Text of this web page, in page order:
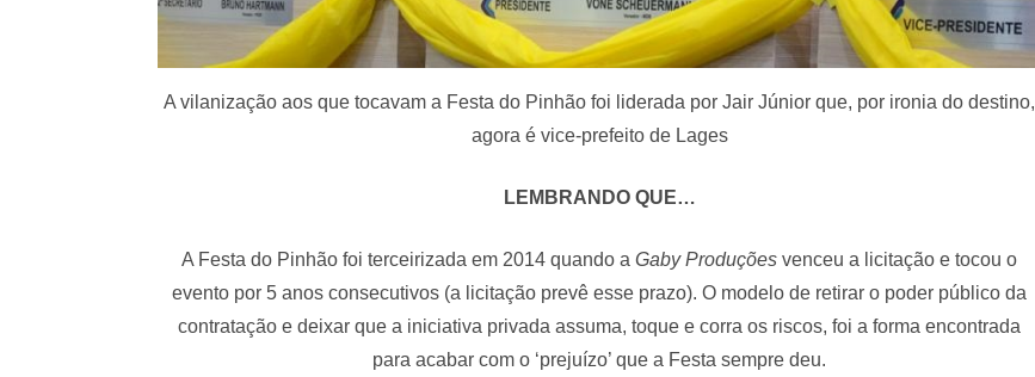
A vilanização aos que tocavam a Festa do Pinhão foi liderada por Jair Júnior que, por ironia do destino,
agora é vice-prefeito de Lages
LEMBRANDO QUE…
A Festa do Pinhão foi terceirizada em 2014 quando a Gaby Produções venceu a licitação e tocou o
evento por 5 anos consecutivos (a licitação prevê esse prazo). O modelo de retirar o poder público da
contratação e deixar que a iniciativa privada assuma, toque e corra os riscos, foi a forma encontrada
para acabar com o ‘prejuízo’ que a Festa sempre deu.